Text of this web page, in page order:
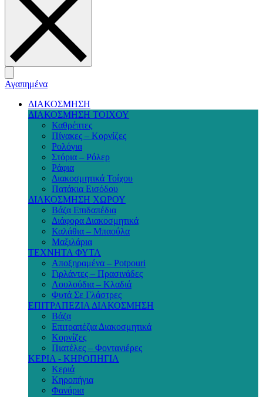
Αγαπημένα
ΔΙΑΚΟΣΜΗΣΗ
ΔΙΑΚΟΣΜΗΣΗ ΤΟΙΧΟΥ
Καθρέπτες
Πίνακες – Κορνίζες
Ρολόγια
Στόρια – Ρόλερ
Ράφια
Διακοσμητικά Τοίχου
Πατάκια Εισόδου
ΔΙΑΚΟΣΜΗΣΗ ΧΩΡΟΥ
Βάζα Επιδαπέδια
Διάφορα Διακοσμητικά
Καλάθια – Μπαούλα
Μαξιλάρια
ΤΕΧΝΗΤΑ ΦΥΤΑ
Αποξηραμένα – Potpouri
Γιρλάντες – Πρασινάδες
Λουλούδια – Κλαδιά
Φυτά Σε Γλάστρες
ΕΠΙΤΡΑΠΕΖΙΑ ΔΙΑΚΟΣΜΗΣΗ
Βάζα
Επιτραπέζια Διακοσμητικά
Κορνίζες
Πιατέλες – Φοντανιέρες
ΚΕΡΙΑ - ΚΗΡΟΠΗΓΙΑ
Κεριά
Κηροπήγια
Φανάρια